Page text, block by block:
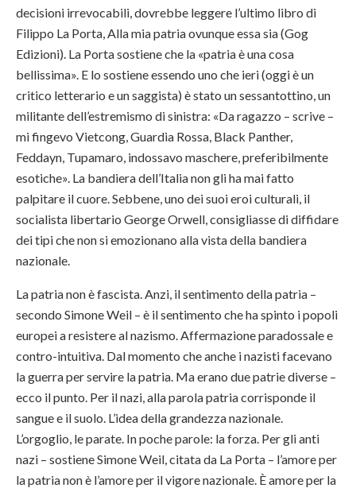
decisioni irrevocabili, dovrebbe leggere l’ultimo libro di
Filippo La Porta, Alla mia patria ovunque essa sia (Gog
Edizioni). La Porta sostiene che la «patria è una cosa
bellissima». E lo sostiene essendo uno che ieri (oggi è un
critico letterario e un saggista) è stato un sessantottino, un
militante dell’estremismo di sinistra: «Da ragazzo – scrive –
mi fingevo Vietcong, Guardia Rossa, Black Panther,
Feddayn, Tupamaro, indossavo maschere, preferibilmente
esotiche». La bandiera dell’Italia non gli ha mai fatto
palpitare il cuore. Sebbene, uno dei suoi eroi culturali, il
socialista libertario George Orwell, consigliasse di diffidare
dei tipi che non si emozionano alla vista della bandiera
nazionale.
La patria non è fascista. Anzi, il sentimento della patria –
secondo Simone Weil – è il sentimento che ha spinto i popoli
europei a resistere al nazismo. Affermazione paradossale e
contro-intuitiva. Dal momento che anche i nazisti facevano
la guerra per servire la patria. Ma erano due patrie diverse –
ecco il punto. Per il nazi, alla parola patria corrisponde il
sangue e il suolo. L’idea della grandezza nazionale.
L’orgoglio, le parate. In poche parole: la forza. Per gli anti
nazi – sostiene Simone Weil, citata da La Porta – l’amore per
la patria non è l’amore per il vigore nazionale. È amore per la